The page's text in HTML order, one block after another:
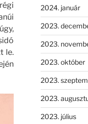
le.
2024. január
2023.
2023.
2023. október
2023.
2023.
2023. július